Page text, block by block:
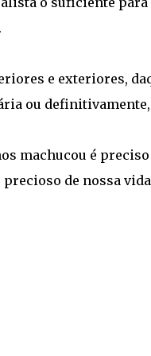
e exteriores,
ou definitivamente,
machucou é
de nossa